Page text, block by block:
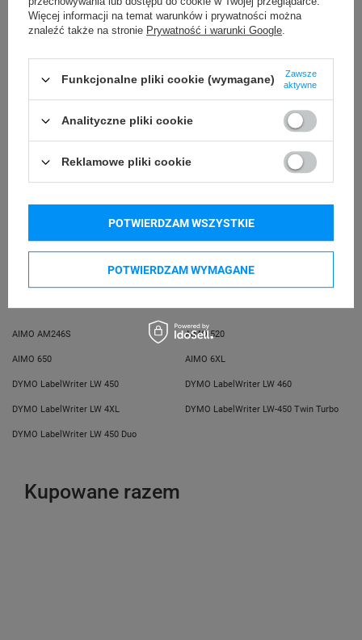
odklejenia
Kod producenta S0722400
Podmiot
odpowiedzialny
Specmark
Bielska 210
43-400 Cieszyn (Polska)
Osoby
odpowiedzialne
Specmark
Bielska 210
43-400 Cieszyn (Polska)
e-mail: gspr@ptmb.pl
Kompatybilne urządzenia
AIMO AM246S AIMO 520
AIMO 650 AIMO 6XL
DYMO LabelWriter LW 450 DYMO LabelWriter LW 460
DYMO LabelWriter LW 4XL DYMO LabelWriter LW-450 Twin Turbo
DYMO LabelWriter LW 450 Duo
Kupowane razem
Więcej informacji na temat warunków i prywatności można
znaleźć także na stronie Prywatność i warunki Google.
Funkcjonalne pliki cookie (wymagane)
Zawsze
aktywne
Analityczne pliki cookie
Reklamowe pliki cookie
POTWIERDZAM WYMAGANE
POTWIERDZAM WSZYSTKIE